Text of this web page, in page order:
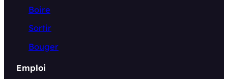
Boire
Sortir
Bouger
Emploi